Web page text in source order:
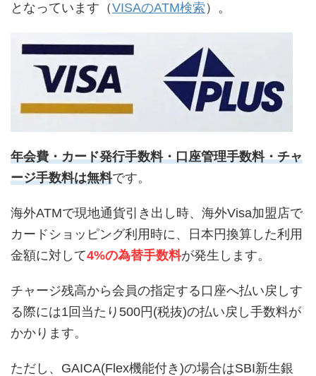
となっています（VISAのATM検索 ）。
年会費・カード発行手数料・口座管理手数料・チャ
ージ手数料は無料です。
海外ATMで現地通貨引き出し時、海外Visa加盟店で
カードショッピング利用時に、日本円換算した利用
金額に対して4%の為替手数料が発生します。
チャージ残高から会員の指定する口座へ払い戻しす
る際には1回当たり500円(税抜)の払い戻し手数料が
かかります。
ただし、GAICA(Flex機能付き)の場合はSBI新生銀